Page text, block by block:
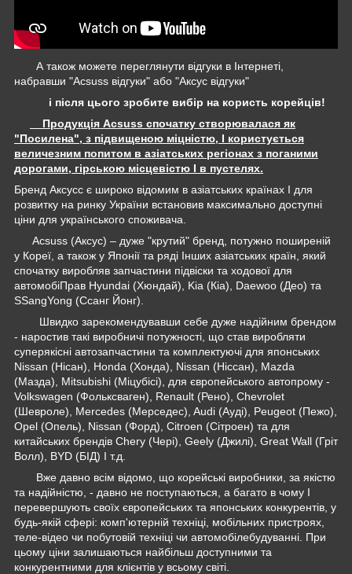
А також можете переглянути відгуки в Інтернеті,
набравши "Acsuss відгуки" або "Аксус відгуки"
і після цього зробите вибір на користь корейців!
Продукція Acsuss спочатку створювалася як
"Посилена", з підвищеною міцністю, І користується
величезним попитом в азіатських регіонах з поганими
дорогами, гірською місцевістю І в пустелях.
Бренд Аксусс є широко відомим в азіатських країнах І для
розвитку на ринку України встановив максимально доступні
ціни для українського споживача.
Acsuss (Аксус) – дуже "крутий" бренд, потужно поширеній
у Кореї, а також у Японії та ряді Інших азіатських країн, який
спочатку виробляв запчастини підвіски та ходової для
автомобіПрав Hyundai (Хюндай), Kia (Кіа), Daewoo (Део) та
SSangYong (Ссанг Йонг).
Швидко зарекомендувавши себе дуже надійним брендом
- наростив такі виробничі потужності, що став виробляти
суперякісні автозапчастини та комплектуючі для японських
Nissan (Нісан), Honda (Хонда), Nissan (Ніссан), Mazda
(Мазда), Mitsubishi (Міцубісі), для європейського автопрому -
Volkswagen (Фольксваген), Renault (Рено), Chevrolet
(Шевроле), Mercedes (Мерседес), Audi (Ауді), Peugeot (Пежо),
Opel (Опель), Nissan (Форд), Citroen (Сітроен) та для
китайських брендів Chery (Чері), Geely (Джилі), Great Wall (Гріт
Волл), BYD (БІД) І т.д.
Вже давно всім відомо, що корейські виробники, за якістю
та надійністю, - давно не поступаються, а багато в чому І
перевершують своїх європейських та японських конкурентів, у
будь-якій сфері: комп'ютерній техніці, мобільних пристроях,
теле-відео чи побутовій техніці чи автомобілебудуванні. При
цьому ціни залишаються найбільш доступними та
конкурентними для клієнтів у всьому світі.